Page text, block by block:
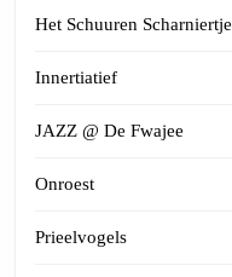
Het Schuuren Scharniertje
Innertiatief
JAZZ @ De Fwajee
Onroest
Prieelvogels